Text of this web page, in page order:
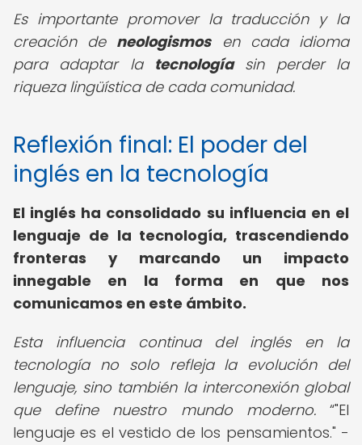
Es importante promover la traducción y la
creación de neologismosen cada idioma
para adaptar la tecnologíasin perder la
riqueza lingüística de cada comunidad.
Reflexión final: El poder del
inglés en la tecnología
El inglés ha consolidado su influencia en el
lenguaje de la tecnología, trascendiendo
fronteras y marcando un impacto
innegable en la forma en que nos
comunicamos en este ámbito.
Esta influencia continua del inglés en la
tecnología no solo refleja la evolución del
lenguaje, sino también la interconexión global
que define nuestro mundo moderno.
"El
lenguaje es el vestido de los pensamientos." -